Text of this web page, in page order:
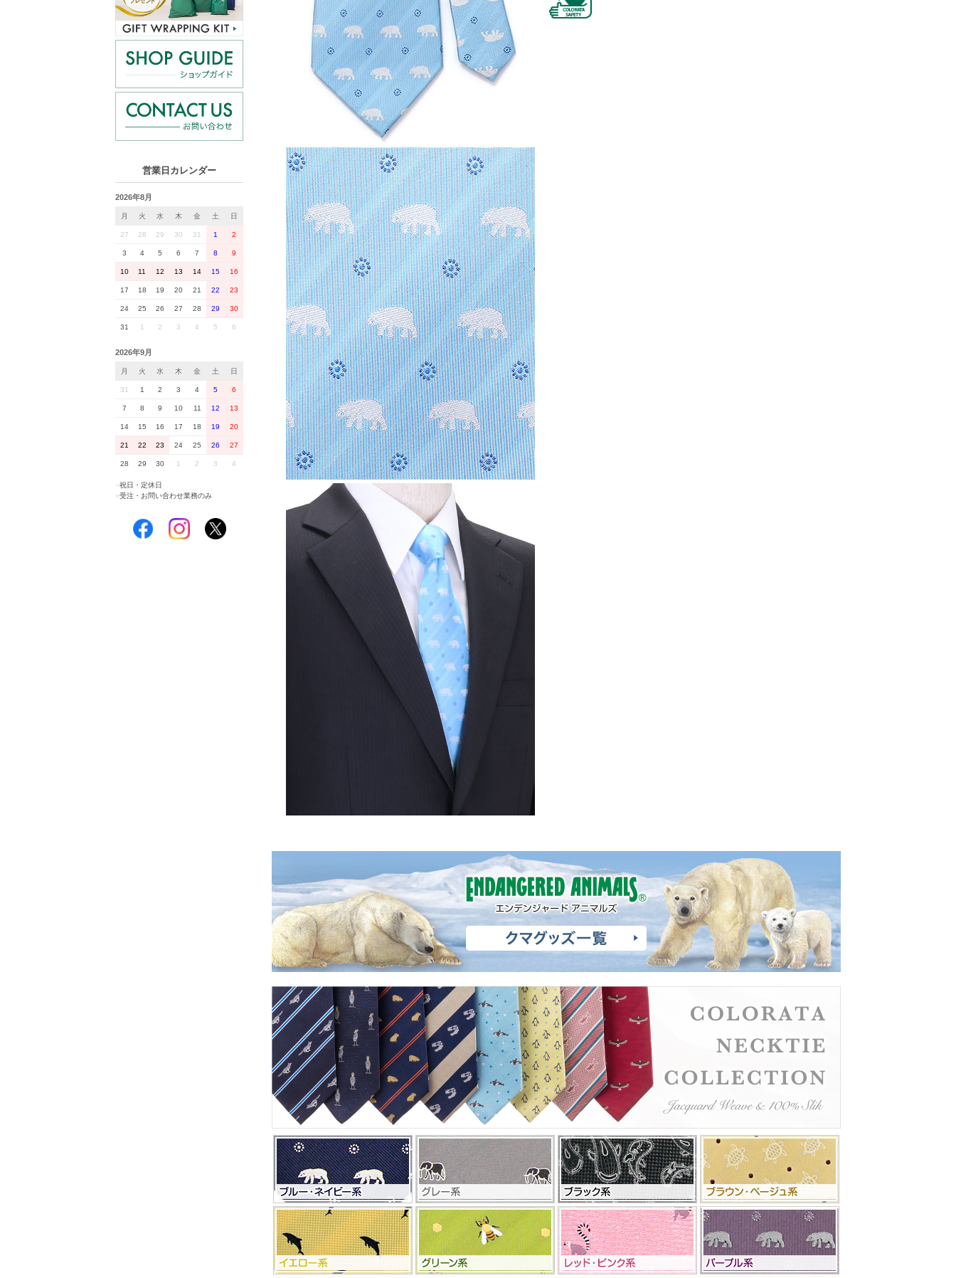
営業日カレンダー
2026年8月
月 火 水 木 金 土 日
27 28 29 30 31 1 2
3 4 5 6 7 8 9
10 11 12 13 14 15 16
17 18 19 20 21 22 23
24 25 26 27 28 29 30
31 1 2 3 4 5 6
2026年9月
月 火 水 木 金 土 日
31 1 2 3 4 5 6
7 8 9 10 11 12 13
14 15 16 17 18 19 20
21 22 23 24 25 26 27
28 29 30 1 2 3 4
祝日・定休日
■受注・お問い合わせ業務のみ